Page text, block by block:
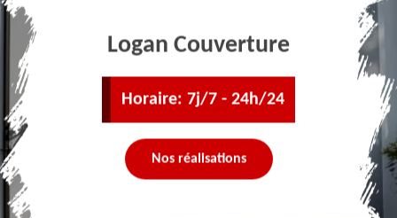
Logan Couverture
Horaire: 7j/7 - 24h/24
Nos réalisations